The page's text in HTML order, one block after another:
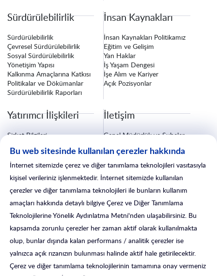
Sürdürülebilirlik
Sürdürülebilirlik
Çevresel Sürdürülebilirlik
Sosyal Sürdürülebilirlik
Yönetişim Yapısı
Kalkınma Amaçlarına Katkısı
Politikalar ve Dökümanlar
Sürdürülebilirlik Raporları
İnsan Kaynakları
İnsan Kaynakları Politikamız
Eğitim ve Gelişim
Yan Haklar
İş Yaşam Dengesi
İşe Alım ve Kariyer
Açık Pozisyonlar
Yatırımcı İlişkileri
Şirket Bilgileri
Özel Durum Açıklamaları
Kurumsal Yönetim
Yatırımcı İlişkileri Formu
İletişim
Genel Müdürlük ve Şubeler
Fatura ve Tebligat Bilgileri
Sigorta İşlemleri
Satış Sonrası Hizmetler
Bu web sitesinde kullanılan çerezler hakkında
İnternet sitemizde çerez ve diğer tanımlama teknolojileri vasıtasıyla
kişisel verileriniz işlenmektedir. İnternet sitemizde kullanılan
çerezler ve diğer tanımlama teknolojileri ile bunların kullanım
amaçları hakkında detaylı bilgiye Çerez ve Diğer Tanımlama
Teknolojilerine Yönelik Aydınlatma Metni'nden ulaşabilirsiniz. Bu
kapsamda zorunlu çerezler her zaman aktif olarak kullanılmakta
olup, bunlar dışında kalan performans / analitik çerezler ise
yalnızca açık rızanızın bulunması halinde aktif hale getirilecektir.
Çerez ve diğer tanımlama teknolojilerinin tamamına onay vermeniz